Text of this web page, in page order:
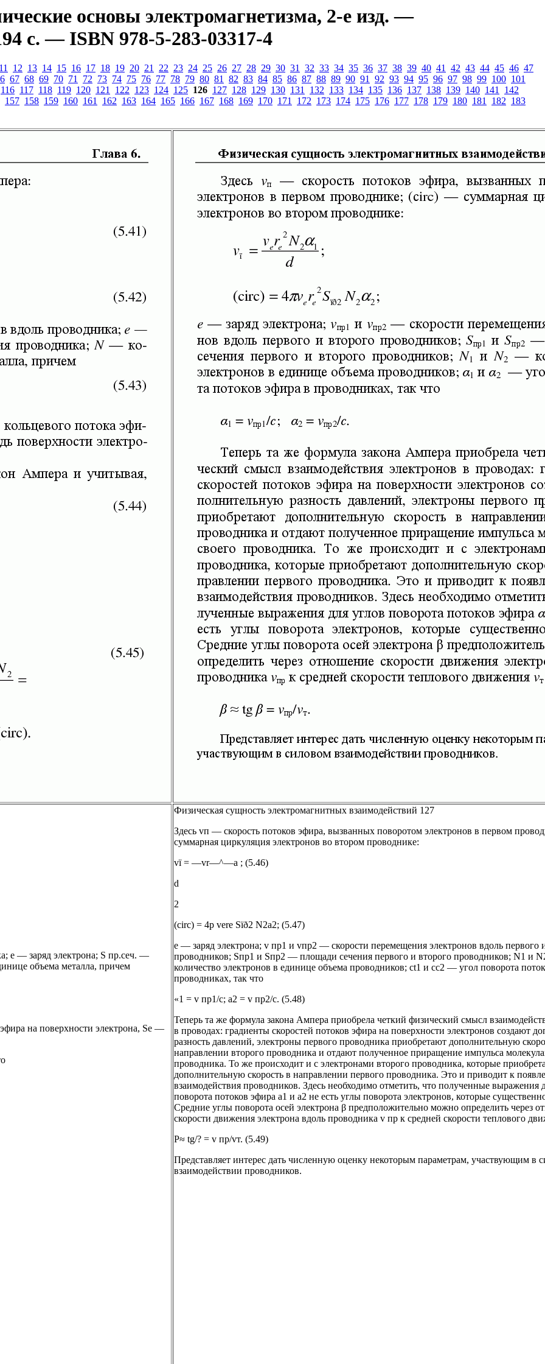
основы электромагнетизма, 2-е изд. —
с. — ISBN 978-5-283-03317-4
12 13 14 15 16 17 18 19 20 21 22 23 24 25 26 27 28 29 30 31 32 33 34 35 36 37 38 39 40 41 42 43 44 45 46 47
67 68 69 70 71 72 73 74 75 76 77 78 79 80 81 82 83 84 85 86 87 88 89 90 91 92 93 94 95 96 97 98 99 100 101
116 117 118 119 120 121 122 123 124 125 126 127 128 129 130 131 132 133 134 135 136 137 138 139 140 141 142
157 158 159 160 161 162 163 164 165 166 167 168 169 170 171 172 173 174 175 176 177 178 179 180 181 182 183
e — заряд электрона; S пр.сеч. —
объема металла, причем
на поверхности электрона, Se —
Физическая сущность электромагнитных взаимодействий 127
Здесь vп — скорость потоков эфира, вызванных поворотом электронов в первом
суммарная циркуляция электронов во втором проводнике:
vï = —vr—^—a ; (5.46)
d
2
(circ) = 4p vere Sïð2 N2a2; (5.47)
e — заряд электрона; v пр1 и vпр2 — скорости перемещения электронов вдоль первого
проводников; Sпр1 и Sпр2 — площади сечения первого и второго проводников; N1 и
количество электронов в единице объема проводников; ct1 и сс2 — угол поворота
проводниках, так что
«1 = v пр1/с; a2 = v пр2/с. (5.48)
Теперь та же формула закона Ампера приобрела четкий физический смысл
в проводах: градиенты скоростей потоков эфира на поверхности электронов создают
разность давлений, электроны первого проводника приобретают дополнительную
направлении второго проводника и отдают полученное приращение импульса
проводника. То же происходит и с электронами второго проводника, которые
дополнительную скорость в направлении первого проводника. Это и приводит к
взаимодействия проводников. Здесь необходимо отметить, что полученные выражения
поворота потоков эфира а1 и а2 не есть углы поворота электронов, которые
Средние углы поворота осей электрона β предположительно можно определить через
скорости движения электрона вдоль проводника v пр к средней скорости теплового
Р≈ tg/? = v пр/vт. (5.49)
Представляет интерес дать численную оценку некоторым параметрам, участвующим в
взаимодействии проводников.